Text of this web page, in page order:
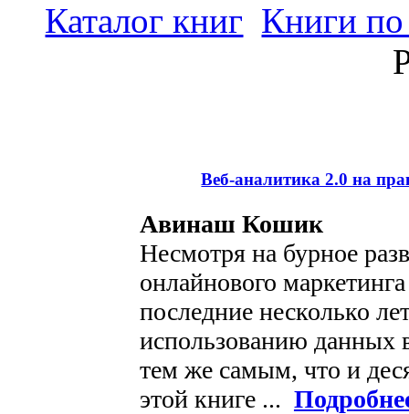
Каталог книг Книги по
Веб-аналитика 2.0 на
Авинаш Кошик
Несмотря на бурное
онлайнового
последние несколько
использованию данных
тем же самым, что и
этой книге ...